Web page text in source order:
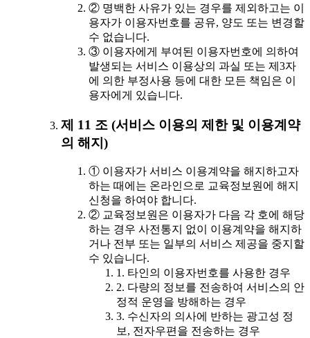
② 명백한 사유가 있는 경우를 제외하고는 이
용자가 이용자번호를 공유, 양도 또는 변경할
수 없습니다.
③ 이용자에게 부여된 이용자번호에 의하여
발생되는 서비스 이용상의 과실 또는 제3자
에 의한 부정사용 등에 대한 모든 책임은 이
용자에게 있습니다.
제 11 조 (서비스 이용의 제한 및 이용계약
의 해지)
① 이용자가 서비스 이용계약을 해지하고자
하는 때에는 온라인으로 교육정보원에 해지
신청을 하여야 합니다.
② 교육정보원은 이용자가 다음 각 호에 해당
하는 경우 사전통지 없이 이용계약을 해지하
거나 전부 또는 일부의 서비스 제공을 중지할
수 있습니다.
1. 타인의 이용자번호를 사용한 경우
2. 다량의 정보를 전송하여 서비스의 안
정적 운영을 방해하는 경우
3. 수신자의 의사에 반하는 광고성 정
보, 전자우편을 전송하는 경우